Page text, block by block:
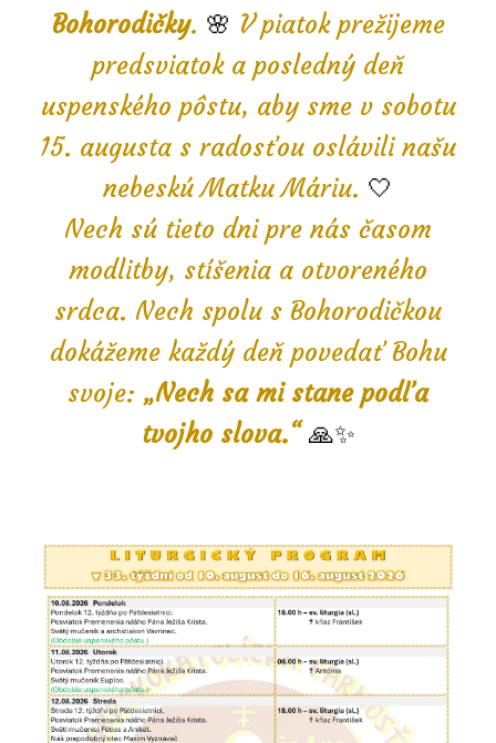
Bohorodičky. 🌸 V piatok prežijeme
predsviatok a posledný deň
uspenského pôstu, aby sme v sobotu
15. augusta s radosťou oslávili našu
nebeskú Matku Máriu. 🤍
Nech sú tieto dni pre nás časom
modlitby, stíšenia a otvoreného
srdca. Nech spolu s Bohorodičkou
dokážeme každý deň povedať Bohu
svoje: „Nech sa mi stane podľa
tvojho slova.“🙏✨